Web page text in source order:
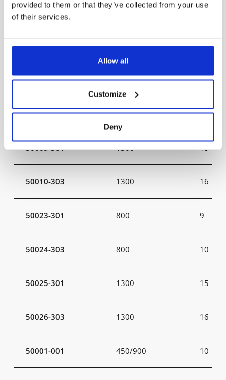
provided to them or that they’ve collected from your use
of their services.
Allow all
Customize
Deny
60025-401
60025-402 26000 200
50007-301 800 9
50008-303 800 10
50009-301 1300 15
50010-303 1300 16
50023-301 800 9
50024-303 800 10
50025-301 1300 15
50026-303 1300 16
50001-001 450/900 10